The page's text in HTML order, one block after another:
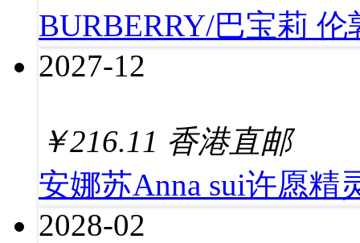
BURBERRY/巴宝莉
2027-12
￥216.11 香港直邮
安娜苏Anna sui许愿精
2028-02